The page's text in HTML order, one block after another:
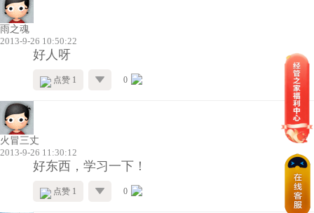
雨之魂
2013-9-26 10:50:22
好人呀
点赞 1 0
火冒三丈
2013-9-26 11:30:12
好东西，学习一下！
点赞 1 0